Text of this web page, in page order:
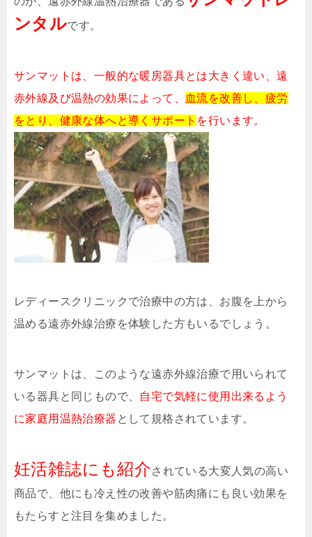
ンタルです。
サンマットは、一般的な暖房器具とは大きく違い、遠
赤外線及び温熱の効果によって、
血流を改善し、疲労
をとり、健康な体へと導くサポート を行います。
レディースクリニックで治療中の方は、お腹を上から
温める遠赤外線治療を体験した方もいるでしょう。
サンマットは、このような遠赤外線治療で用いられて
いる器具と同じもので、 自宅で気軽に使用出来るよう
に家庭用温熱治療器 として規格されています。
妊活雑誌にも紹介されている大変人気の高い
商品で、他にも冷え性の改善や筋肉痛にも良い効果を
もたらすと注目を集めました。